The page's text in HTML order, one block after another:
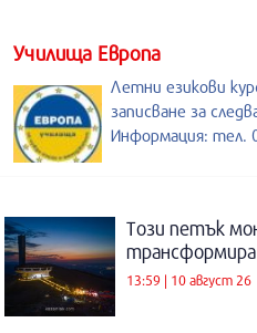
Училища Европа
Летни езикови
записване за
Информация: тел.
Този петък
13:59 | 10 август 26